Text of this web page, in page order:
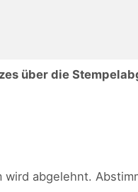
über die
wird abgelehnt.